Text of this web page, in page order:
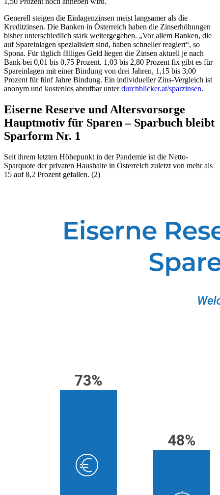
Generell steigen die Einlagenzinsen meist langsamer als die
Kreditzinsen. Die Banken in Österreich haben die Zinserhöhungen
bisher unterschiedlich stark weitergegeben. „Vor allem Banken, die
auf Spareinlagen spezialisiert sind, haben schneller reagiert“, so
Spona. Für täglich fälliges Geld liegen die Zinsen aktuell je nach
Bank bei 0,01 bis 0,75 Prozent. 1,03 bis 2,80 Prozent fix gibt es für
Spareinlagen mit einer Bindung von drei Jahren, 1,15 bis 3,00
Prozent für fünf Jahre Bindung. Ein individueller Zins-Vergleich ist
anonym und kostenlos abrufbar unterdurchblicker.at/sparzinsen.
Eiserne Reserve und Altersvorsorge
Hauptmotiv für Sparen – Sparbuch bleibt
Sparform Nr. 1
Seit ihrem letzten Höhepunkt in der Pandemie ist die Netto-
Sparquote der privaten Haushalte in Österreich zuletzt von mehr als
15 auf 8,2 Prozent gefallen. (2)